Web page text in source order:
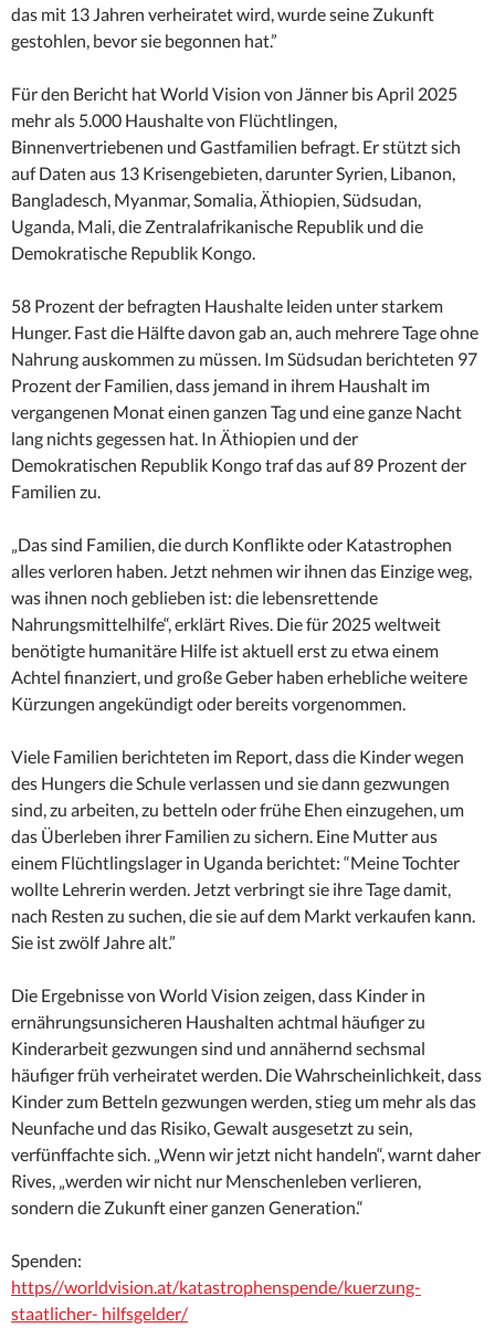
das mit 13 Jahren verheiratet wird, wurde seine Zukunft
gestohlen, bevor sie begonnen hat.”
Für den Bericht hat World Vision von Jänner bis April 2025
mehr als 5.000 Haushalte von Flüchtlingen,
Binnenvertriebenen und Gastfamilien befragt. Er stützt sich
auf Daten aus 13 Krisengebieten, darunter Syrien, Libanon,
Bangladesch, Myanmar, Somalia, Äthiopien, Südsudan,
Uganda, Mali, die Zentralafrikanische Republik und die
Demokratische Republik Kongo.
58 Prozent der befragten Haushalte leiden unter starkem
Hunger. Fast die Hälfte davon gab an, auch mehrere Tage ohne
Nahrung auskommen zu müssen. Im Südsudan berichteten 97
Prozent der Familien, dass jemand in ihrem Haushalt im
vergangenen Monat einen ganzen Tag und eine ganze Nacht
lang nichts gegessen hat. In Äthiopien und der
Demokratischen Republik Kongo traf das auf 89 Prozent der
Familien zu.
„Das sind Familien, die durch Konflikte oder Katastrophen
alles verloren haben. Jetzt nehmen wir ihnen das Einzige weg,
was ihnen noch geblieben ist: die lebensrettende
Nahrungsmittelhilfe“, erklärt Rives. Die für 2025 weltweit
benötigte humanitäre Hilfe ist aktuell erst zu etwa einem
Achtel finanziert, und große Geber haben erhebliche weitere
Kürzungen angekündigt oder bereits vorgenommen.
Viele Familien berichteten im Report, dass die Kinder wegen
des Hungers die Schule verlassen und sie dann gezwungen
sind, zu arbeiten, zu betteln oder frühe Ehen einzugehen, um
das Überleben ihrer Familien zu sichern. Eine Mutter aus
einem Flüchtlingslager in Uganda berichtet: “Meine Tochter
wollte Lehrerin werden. Jetzt verbringt sie ihre Tage damit,
nach Resten zu suchen, die sie auf dem Markt verkaufen kann.
Sie ist zwölf Jahre alt.”
Die Ergebnisse von World Vision zeigen, dass Kinder in
ernährungsunsicheren Haushalten achtmal häufiger zu
Kinderarbeit gezwungen sind und annähernd sechsmal
häufiger früh verheiratet werden. Die Wahrscheinlichkeit, dass
Kinder zum Betteln gezwungen werden, stieg um mehr als das
Neunfache und das Risiko, Gewalt ausgesetzt zu sein,
verfünffachte sich. „Wenn wir jetzt nicht handeln“, warnt daher
Rives, „werden wir nicht nur Menschenleben verlieren,
sondern die Zukunft einer ganzen Generation.“
Spenden:
https//worldvision.at/katastrophenspende/kuerzung-
staatlicher- hilfsgelder/